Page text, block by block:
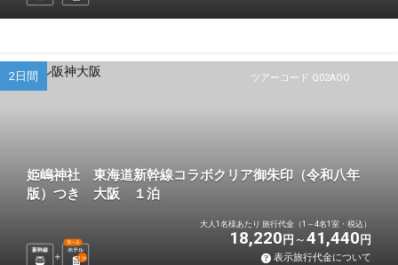
ツアーコード Q02AOO
2日間
姫嶋神社 東海道新幹線コラボクリア御朱印（令和八年
版）つき 大阪 １泊
新幹線 ホテル
選べる
1 泊
大人1名様あたり 旅行代金（1～4名1室・税込）
18,220 円 41,440 円
表示旅行代金について